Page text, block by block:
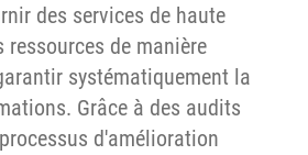
des services de haute
ressources de manière
systématiquement la
Grâce à des audits
d'amélioration